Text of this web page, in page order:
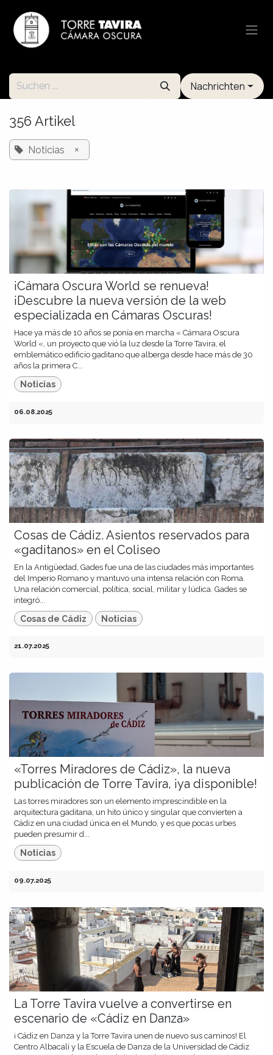
Nachrichten
356 Artikel
Noticias ×
¡Cámara Oscura World se renueva!
¡Descubre la nueva versión de la web
especializada en Cámaras Oscuras!
Hace ya más de 10 años se ponía en marcha « Cámara Oscura
World «, un proyecto que vió la luz desde la Torre Tavira, el
emblemático edificio gaditano que alberga desde hace más de 30
años la primera C...
Noticias
06.08.2025
Cosas de Cádiz. Asientos reservados para
«gaditanos» en el Coliseo
En la Antigüedad, Gades fue una de las ciudades más importantes
del Imperio Romano y mantuvo una intensa relación con Roma.
Una relación comercial, política, social, militar y lúdica. Gades se
integró...
Cosas de Cádiz Noticias
21.07.2025
«Torres Miradores de Cádiz», la nueva
publicación de Torre Tavira, ¡ya disponible!
Las torres miradores son un elemento imprescindible en la
arquitectura gaditana, un hito único y singular que convierten a
Cádiz en una ciudad única en el Mundo, y es que pocas urbes
pueden presumir d...
Noticias
09.07.2025
La Torre Tavira vuelve a convertirse en
escenario de «Cádiz en Danza»
¡ Cádiz en Danza y la Torre Tavira unen de nuevo sus caminos! El
Centro Albacalí y la Escuela de Danza de la Universidad de Cádiz